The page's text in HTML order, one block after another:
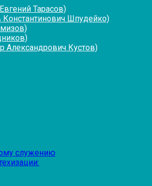
Тарасов)
Константинович Шпудейко)
Александрович Кустов)
служению